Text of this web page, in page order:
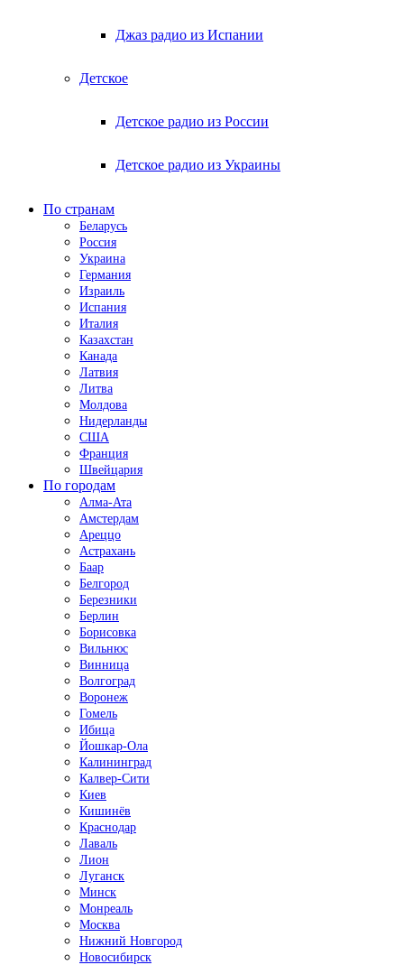
Джаз радио из Испании
Детское
Детское радио из России
Детское радио из Украины
По странам
Беларусь
Россия
Украина
Германия
Израиль
Испания
Италия
Казахстан
Канада
Латвия
Литва
Молдова
Нидерланды
США
Франция
Швейцария
По городам
Алма-Ата
Амстердам
Ареццо
Астрахань
Баар
Белгород
Березники
Берлин
Борисовка
Вильнюс
Винница
Волгоград
Воронеж
Гомель
Ибица
Йошкар-Ола
Калининград
Калвер-Сити
Киев
Кишинёв
Краснодар
Лаваль
Лион
Луганск
Минск
Монреаль
Москва
Нижний Новгород
Новосибирск